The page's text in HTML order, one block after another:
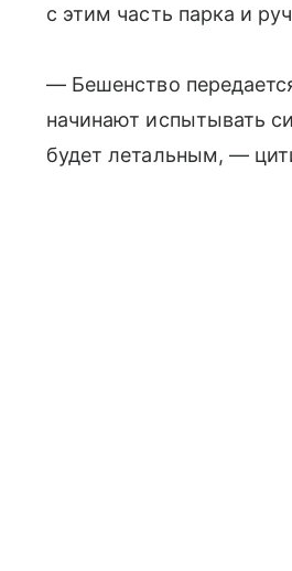
с этим часть парка и
— Бешенство
начинают испытывать
будет летальным, —